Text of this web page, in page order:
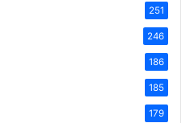
251
246
186
185
179